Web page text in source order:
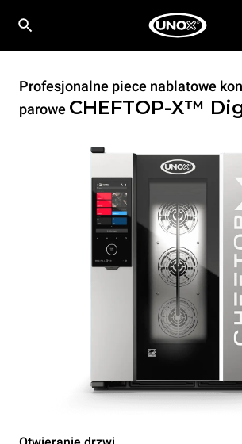
Profesjonalne piece nablatowe
parowe CHEFTOP-X™